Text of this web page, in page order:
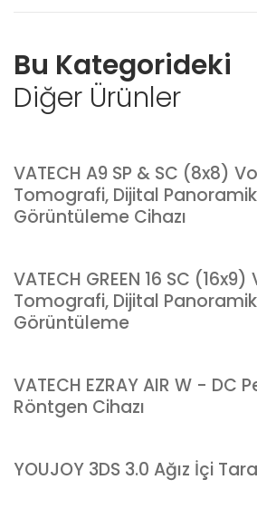
Bu Kategorideki
Diğer Ürünler
VATECH A9 SP & SC (8x8)
Tomografi, Dijital
Görüntüleme Cihazı
VATECH GREEN 16 SC
Tomografi, Dijital
Görüntüleme
VATECH EZRAY AIR W - DC
Röntgen Cihazı
YOUJOY 3DS 3.0 Ağız İçi